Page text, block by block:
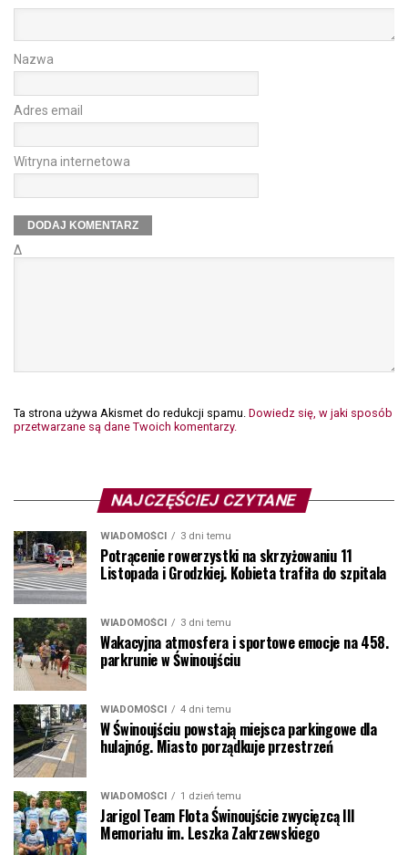
Nazwa
Adres email
Witryna internetowa
Δ
Ta strona używa Akismet do redukcji spamu. Dowiedz się, w jaki sposób
przetwarzane są dane Twoich komentarzy.
NAJCZĘŚCIEJ CZYTANE
WIADOMOŚCI 3 dni temu
Potrącenie rowerzystki na skrzyżowaniu 11
Listopada i Grodzkiej. Kobieta trafiła do szpitala
WIADOMOŚCI 3 dni temu
Wakacyjna atmosfera i sportowe emocje na 458.
parkrunie w Świnoujściu
WIADOMOŚCI 4 dni temu
W Świnoujściu powstają miejsca parkingowe dla
hulajnóg. Miasto porządkuje przestrzeń
WIADOMOŚCI 1 dzień temu
Jarigol Team Flota Świnoujście zwycięzcą III
Memoriału im. Leszka Zakrzewskiego